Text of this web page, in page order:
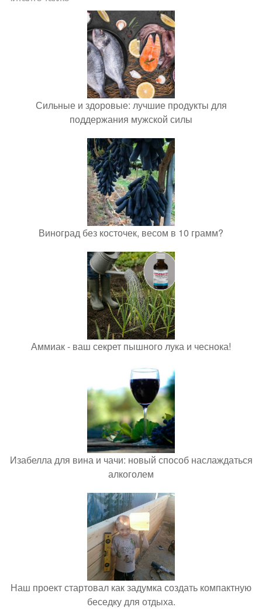
Сильные и здоровые: лучшие продукты для
поддержания мужской силы
Виноград без косточек, весом в 10 грамм?
Аммиак - ваш секрет пышного лука и чеснока!
Изабелла для вина и чачи: новый способ наслаждаться
алкоголем
Наш проект стартовал как задумка создать компактную
беседку для отдыха.